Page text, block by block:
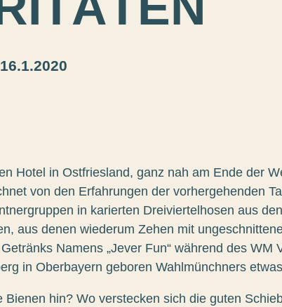
Hotel in Ostfriesland, ganz nah am Ende der
von den Erfahrungen der vorhergehenden
in karierten Dreiviertelhosen aus
aus denen wiederum Zehen mit
Namens „Jever Fun“ während des
in Oberbayern geboren Wahlmünchners
Bienen hin? Wo verstecken sich die guten